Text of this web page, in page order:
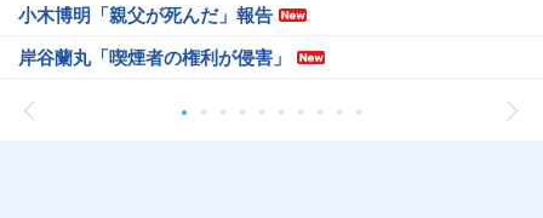
小木博明「親父が死んだ」報告
岸谷蘭丸「喫煙者の権利が侵害」